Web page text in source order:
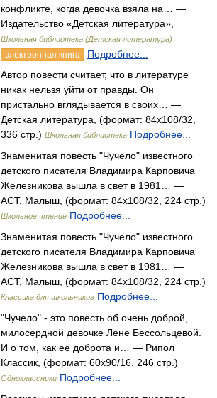
конфликте, когда девочка взяла на… —
Издательство «Детская литература»,
Школьная библиотека (Детская литература)
электронная книга
Подробнее...
Автор повести считает, что в литературе
никак нельзя уйти от правды. Он
пристально вглядывается в своих… —
Детская литература, (формат: 84x108/32,
336 стр.) Школьная библиотека Подробнее...
Знаменитая повесть "Чучело" известного
детского писателя Владимира Карповича
Железникова вышла в свет в 1981… —
АСТ, Малыш, (формат: 84x108/32, 224 стр.)
Школьное чтение Подробнее...
Знаменитая повесть "Чучело" известного
детского писателя Владимира Карповича
Железникова вышла в свет в 1981… —
АСТ, Малыш, (формат: 84x108/32, 224 стр.)
Классика для школьников Подробнее...
"Чучело" - это повесть об очень доброй,
милосердной девочке Лене Бессольцевой.
И о том, как ее доброта и… — Рипол
Классик, (формат: 60x90/16, 246 стр.)
Одноклассники Подробнее...